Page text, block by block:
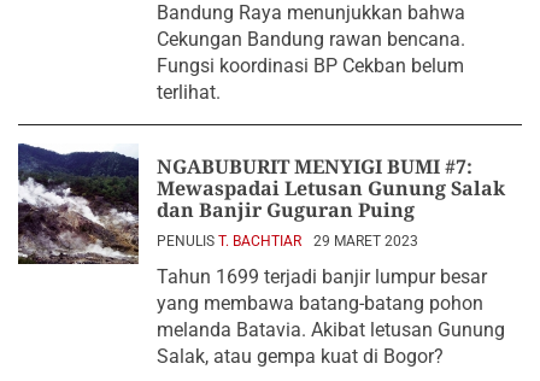
Bandung Raya menunjukkan bahwa
Cekungan Bandung rawan bencana.
Fungsi koordinasi BP Cekban belum
terlihat.
NGABUBURIT MENYIGI BUMI #7:
Mewaspadai Letusan Gunung Salak
dan Banjir Guguran Puing
PENULIS T. BACHTIAR 29 MARET 2023
Tahun 1699 terjadi banjir lumpur besar
yang membawa batang-batang pohon
melanda Batavia. Akibat letusan Gunung
Salak, atau gempa kuat di Bogor?